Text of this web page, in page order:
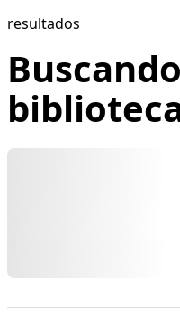
resultados
Buscando